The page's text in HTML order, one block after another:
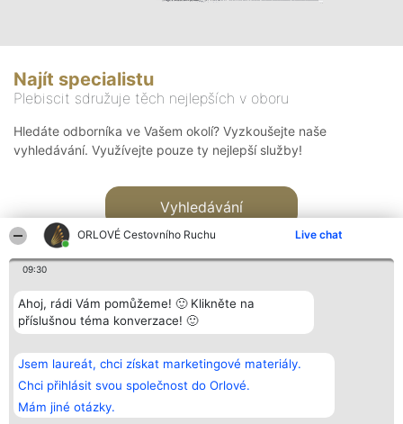
ORLOVÉ Cestovního Ruchu Live chat
09:30
Ahoj, rádi Vám pomůžeme! 🙂 Klikněte na
příslušnou téma konverzace! 🙂
Jsem laureát, chci získat marketingové materiály.
Chci přihlásit svou společnost do Orlové.
Mám jiné otázky.
Najít specialistu
Plebiscit sdružuje těch nejlepších v oboru
Hledáte odborníka ve Vašem okolí? Vyzkoušejte naše
vyhledávání. Využívejte pouze ty nejlepší služby!
Vyhledávání
Bright Side Solutions sp. z o.
o. sp. k.
ul. Ruska 22
Wrocław 50-079
KRS 0000749100 | Regon
381313360 | NIP 8943132676
Vítězové
Seznam všech
laureátů
Zásady
Zásady
Kontakt